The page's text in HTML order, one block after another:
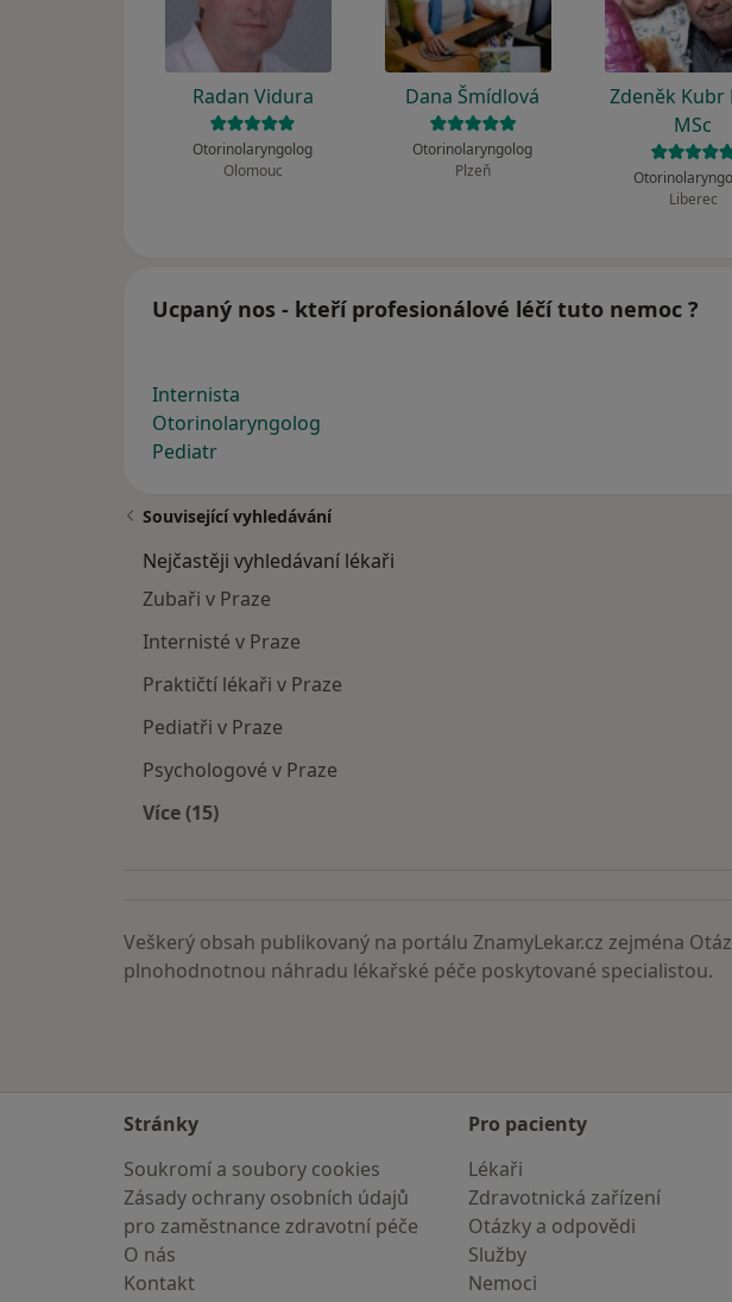
Radan Vidura
Otorinolaryngolog
Olomouc
Dana Šmídlová
Otorinolaryngolog
Plzeň
Zdeněk Kubr
MSc
Liberec
Ucpaný nos - kteří profesionálové léčí tuto nemoc ?
Internista
Otorinolaryngolog
Pediatr
Související vyhledávání
Nejčastěji vyhledávaní lékaři
Zubaři v Praze
Internisté v Praze
Praktičtí lékaři v Praze
Pediatři v Praze
Psychologové v Praze
Více (15)
Veškerý obsah publikovaný na portálu ZnamyLekar.cz zejména
plnohodnotnou náhradu lékařské péče poskytované specialistou.
Stránky
Soukromí a soubory cookies
Zásady ochrany osobních údajů
pro zaměstnance zdravotní péče
O nás
Kontakt
Pro pacienty
Lékaři
Zdravotnická zařízení
Otázky a odpovědi
Služby
Nemoci